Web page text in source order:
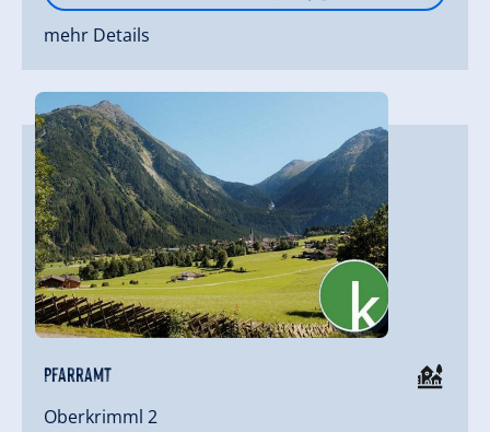
mehr Details
Pfarramt
Oberkrimml 2